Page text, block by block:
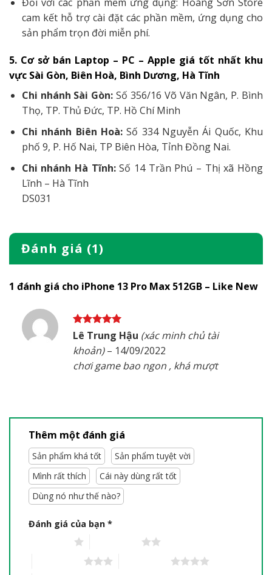
cam kết hỗ trợ cài đặt các phần mềm, ứng dụng cho
sản phẩm trọn đời miễn phí.
5. Cơ sở bán Laptop – PC – Apple giá tốt nhất khu
vực Sài Gòn, Biên Hoà, Bình Dương, Hà Tĩnh
Chi nhánh Sài Gòn:Số 356/16 Võ Văn Ngân, P. Bình
Thọ, TP. Thủ Đức, TP. Hồ Chí Minh
Chi nhánh Biên Hoà:Số 334 Nguyễn Ái Quốc, Khu
phố 9, P. Hố Nai, TP Biên Hòa, Tỉnh Đồng Nai.
Chi nhánh Hà Tĩnh:Số 14 Trần Phú – Thị xã Hồng
Lĩnh – Hà Tĩnh
DS031
Đánh giá (1)
1 đánh giá cho iPhone 13 Pro Max 512GB – Like New
Được xếp
5
sao
Lê Trung Hậu (xác minh chủ tài
khoản) – 14/09/2022
chơi game bao ngon , khá mượt
Thêm một đánh giá
Sản phẩm khá tốt
Sản phẩm tuyệt vời
Mình rất thích
Cái này dùng rất tốt
Dùng nó như thế nào?
Đánh giá của bạn *